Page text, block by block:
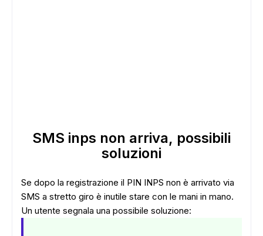
SMS inps non arriva, possibili
soluzioni
Se dopo la registrazione il PIN INPS non è arrivato via
SMS a stretto giro è inutile stare con le mani in mano.
Un utente segnala una possibile soluzione: